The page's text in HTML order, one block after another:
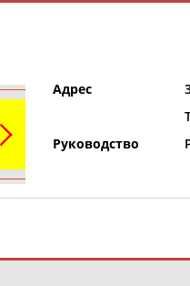
РЕСУРСНАЯ
Адрес
Руководство